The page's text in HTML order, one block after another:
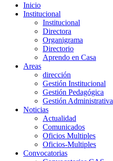
Inicio
Institucional
Institucional
Directora
Organigrama
Directorio
Aprendo en Casa
Areas
dirección
Gestión Institucional
Gestión Pedagógica
Gestión Administrativa
Noticias
Actualidad
Comunicados
Oficios Multiples
Oficios-Multiples
Convocatorias